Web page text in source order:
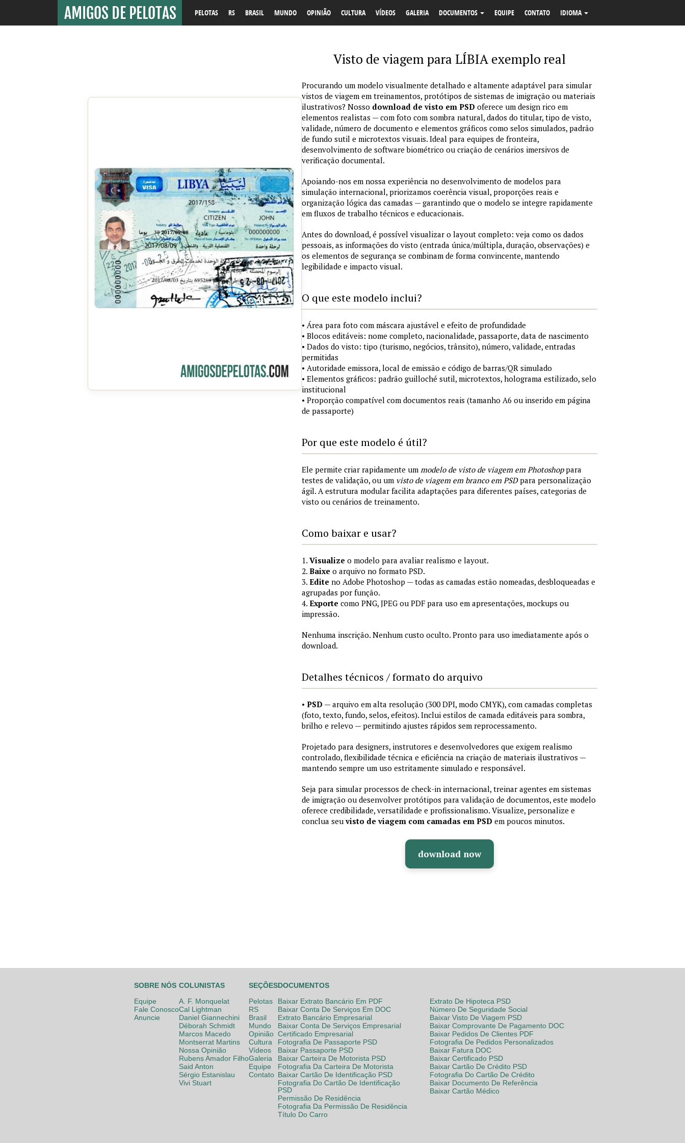
PELOTAS RS BRASIL MUNDO OPINIÃO CULTURA VÍDEOS GALERIA DOCUMENTOS EQUIPE CONTATO IDIOMA
Visto de viagem para LÍBIA exemplo real
Procurando um modelo visualmente detalhado e altamente adaptável para simular
vistos de viagem em treinamentos, protótipos de sistemas de imigração ou materiais
ilustrativos? Nosso download de visto em PSD oferece um design rico em
elementos realistas — com foto com sombra natural, dados do titular, tipo de visto,
validade, número de documento e elementos gráficos como selos simulados, padrão
de fundo sutil e microtextos visuais. Ideal para equipes de fronteira,
desenvolvimento de software biométrico ou criação de cenários imersivos de
verificação documental.
Apoiando-nos em nossa experiência no desenvolvimento de modelos para
simulação internacional, priorizamos coerência visual, proporções reais e
organização lógica das camadas — garantindo que o modelo se integre rapidamente
em fluxos de trabalho técnicos e educacionais.
Antes do download, é possível visualizar o layout completo: veja como os dados
pessoais, as informações do visto (entrada única/múltipla, duração, observações) e
os elementos de segurança se combinam de forma convincente, mantendo
legibilidade e impacto visual.
O que este modelo inclui?
• Área para foto com máscara ajustável e efeito de profundidade
• Blocos editáveis: nome completo, nacionalidade, passaporte, data de nascimento
• Dados do visto: tipo (turismo, negócios, trânsito), número, validade, entradas
permitidas
• Autoridade emissora, local de emissão e código de barras/QR simulado
• Elementos gráficos: padrão guilloché sutil, microtextos, holograma estilizado, selo
institucional
• Proporção compatível com documentos reais (tamanho A6 ou inserido em página
de passaporte)
Por que este modelo é útil?
Ele permite criar rapidamente um modelo de visto de viagem em Photoshoppara
testes de validação, ou um visto de viagem em branco em PSDpara personalização
ágil. A estrutura modular facilita adaptações para diferentes países, categorias de
visto ou cenários de treinamento.
Como baixar e usar?
1. Visualize o modelo para avaliar realismo e layout.
2. Baixe o arquivo no formato PSD.
3. Edite no Adobe Photoshop — todas as camadas estão nomeadas, desbloqueadas e
agrupadas por função.
4. Exporte como PNG, JPEG ou PDF para uso em apresentações, mockups ou
impressão.
Nenhuma inscrição. Nenhum custo oculto. Pronto para uso imediatamente após o
download.
Detalhes técnicos / formato do arquivo
• PSD — arquivo em alta resolução (300 DPI, modo CMYK), com camadas completas
(foto, texto, fundo, selos, efeitos). Inclui estilos de camada editáveis para sombra,
brilho e relevo — permitindo ajustes rápidos sem reprocessamento.
Projetado para designers, instrutores e desenvolvedores que exigem realismo
controlado, flexibilidade técnica e eficiência na criação de materiais ilustrativos —
mantendo sempre um uso estritamente simulado e responsável.
Seja para simular processos de check-in internacional, treinar agentes em sistemas
de imigração ou desenvolver protótipos para validação de documentos, este modelo
oferece credibilidade, versatilidade e profissionalismo. Visualize, personalize e
conclua seuvisto de viagem com camadas em PSD em poucos minutos.
download now
SOBRE NÓS
Equipe
Fale Conosco
Anuncie
COLUNISTAS
A. F. Monquelat
Cal Lightman
Daniel Giannechini
Déborah Schmidt
Marcos Macedo
Montserrat Martins
Nossa Opinião
Rubens Amador Filho
Said Anton
Sérgio Estanislau
Vivi Stuart
SEÇÕES
Pelotas
RS
Brasil
Mundo
Opinião
Cultura
Vídeos
Galeria
Equipe
Contato
DOCUMENTOS
Baixar Extrato Bancário Em PDF
Baixar Conta De Serviços Em DOC
Extrato Bancário Empresarial
Baixar Conta De Serviços Empresarial
Certificado Empresarial
Fotografia De Passaporte PSD
Baixar Passaporte PSD
Baixar Carteira De Motorista PSD
Fotografia Da Carteira De Motorista
Baixar Cartão De Identificação PSD
Fotografia Do Cartão De Identificação
PSD
Permissão De Residência
Fotografia Da Permissão De Residência
Título Do Carro
Extrato De Hipoteca PSD
Número De Seguridade Social
Baixar Visto De Viagem PSD
Baixar Comprovante De Pagamento DOC
Baixar Pedidos De Clientes PDF
Fotografia De Pedidos Personalizados
Baixar Fatura DOC
Baixar Certificado PSD
Baixar Cartão De Crédito PSD
Fotografia Do Cartão De Crédito
Baixar Documento De Referência
Baixar Cartão Médico